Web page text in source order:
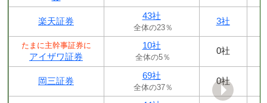
楽天証券
43社
全体の23％
3社
たまに主幹事証券に
アイザワ証券
10社
全体の5％
0社
岡三証券
69社
全体の37％
0社